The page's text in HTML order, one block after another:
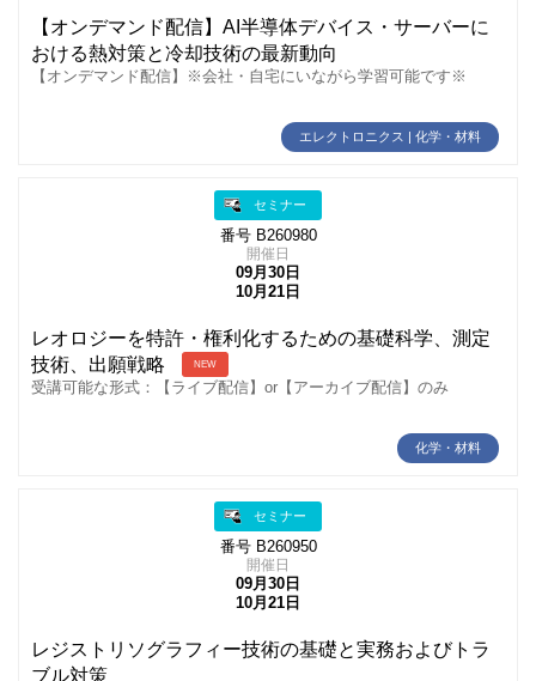
【オンデマンド配信】AI半導体デバイス・サーバーに
おける熱対策と冷却技術の最新動向
【オンデマンド配信】※会社・自宅にいながら学習可能です※
エレクトロニクス | 化学・材料
セミナー
番号 B260980
開催日
09月30日
10月21日
レオロジーを特許・権利化するための基礎科学、測定
技術、出願戦略
NEW
受講可能な形式：【ライブ配信】or【アーカイブ配信】のみ
化学・材料
セミナー
番号 B260950
開催日
09月30日
10月21日
レジストリソグラフィー技術の基礎と実務およびトラ
ブル対策